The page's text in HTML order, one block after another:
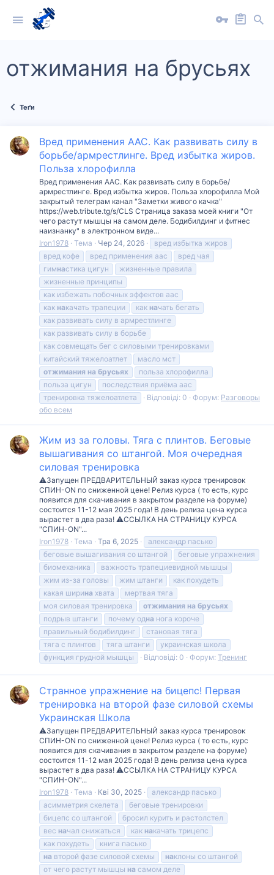
отжимания на брусьях
Теґи
Вред применения ААС. Как развивать силу в
борьбе/армрестлинге. Вред избытка жиров.
Польза хлорофилла
Вред применения ААС. Как развивать силу в борьбе/
армрестлинге. Вред избытка жиров. Польза хлорофилла Мой
закрытый телеграм канал "Заметки живого качка"
https://web.tribute.tg/s/CLS Страница заказа моей книги "От
чего растут мышцы на самом деле. Бодибилдинг и фитнес
наизнанку" в электронном виде...
Iron1978 Тема Чер 24, 2026
вред избытка жиров
вред кофе
вред применения аас
вред чая
гимнастика цигун
жизненные правила
жизненные принципы
как избежать побочных эффектов аас
как накачать трапеции как начать бегать
как развивать силу в армрестлинге
как развивать силу в борьбе
как совмещать бег с силовыми тренировками
китайский тяжелоатлет
масло мст
отжимания на брусьях
польза хлорофилла
польза цигун
последствия приёма аас
тренировка тяжелоатлета
Відповіді: 0 Форум: Разговоры
обо всем
Жим из за головы. Тяга с плинтов. Беговые
вышагивания со штангой. Моя очередная
силовая тренировка
⚠️Запущен ПРЕДВАРИТЕЛЬНЫЙ заказ курса тренировок
СПИН-ON по сниженной цене! Релиз курса ( то есть, курс
появится для скачивания в закрытом разделе на форуме)
состоится 11-12 мая 2025 года! В день релиза цена курса
вырастет в два раза! ⚠️ССЫЛКА НА СТРАНИЦУ КУРСА
"СПИН-ON"...
Iron1978 Тема Тра 6, 2025
александр пасько
беговые вышагивания со штангой
беговые упражнения
биомеханика
важность трапециевидной мышцы
жим из-за головы
жим штанги
как похудеть
какая ширина хвата
мертвая тяга
моя силовая тренировка
отжимания на брусьях
подрыв штанги
почему одна нога короче
правильный бодибилдинг
становая тяга
тяга с плинтов
тяга штанги
украинская школа
функция грудной мышцы
Відповіді: 0 Форум: Тренинг
Странное упражнение на бицепс! Первая
тренировка на второй фазе силовой схемы
Украинская Школа
⚠️Запущен ПРЕДВАРИТЕЛЬНЫЙ заказ курса тренировок
СПИН-ON по сниженной цене! Релиз курса ( то есть, курс
появится для скачивания в закрытом разделе на форуме)
состоится 11-12 мая 2025 года! В день релиза цена курса
вырастет в два раза! ⚠️ССЫЛКА НА СТРАНИЦУ КУРСА
"СПИН-ON"...
Iron1978 Тема Кві 30, 2025
александр пасько
асимметрия скелета
беговые тренировки
бицепс со штангой
бросил курить и растолстел
вес начал снижаться как накачать трицепс
как похудеть
книга пасько
на второй фазе силовой схемы наклоны со штангой
от чего растут мышцы на самом деле